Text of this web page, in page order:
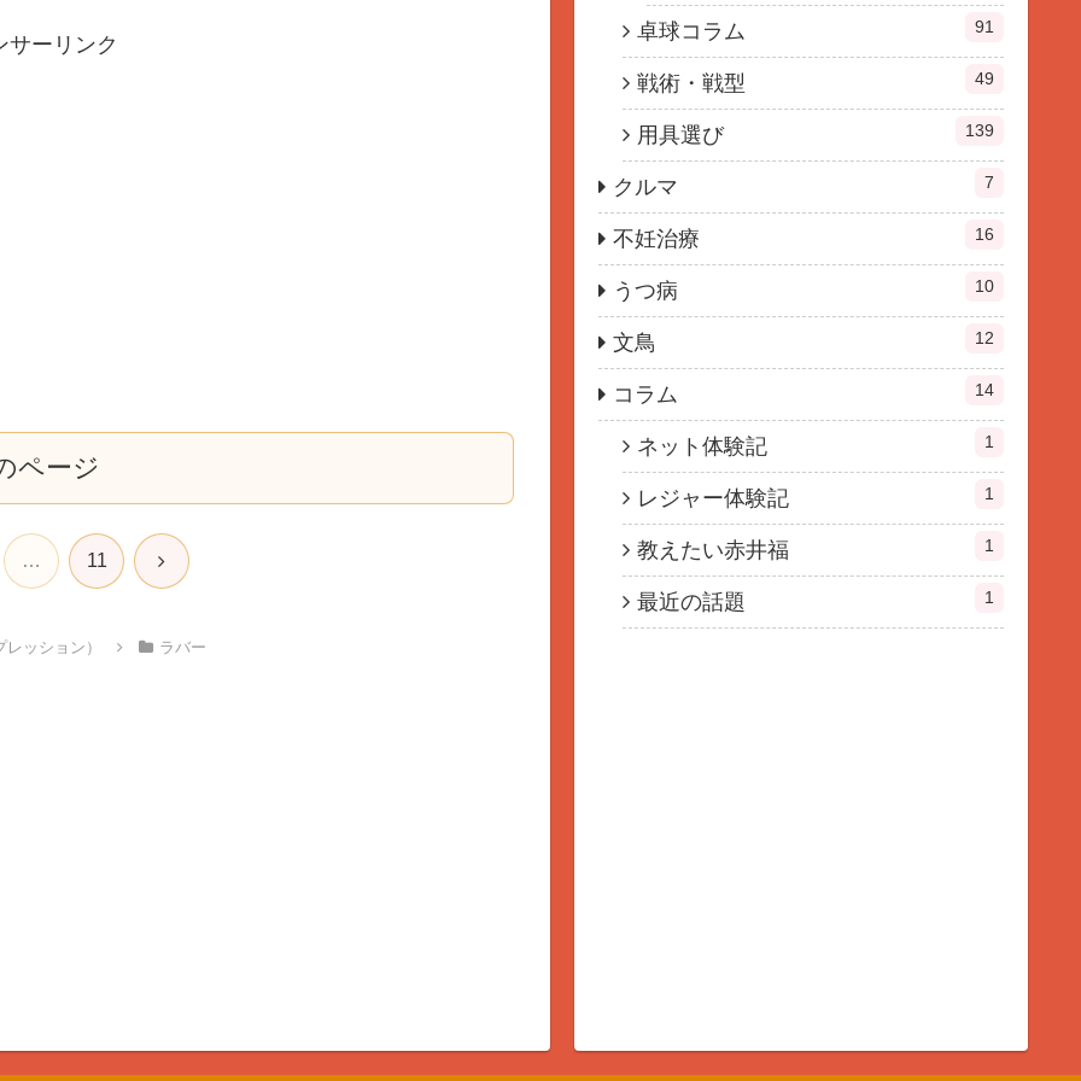
サーリンク
ページ
… 11 次
ッション） ラバー
卓球コラム 91
戦術・戦型 49
用具選び 139
クルマ 7
不妊治療 16
うつ病 10
文鳥 12
コラム 14
ネット体験記 1
レジャー体験記 1
教えたい赤井福 1
最近の話題 1